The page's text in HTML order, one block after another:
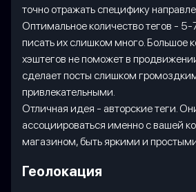
точно отражать специфику
Оптимальное количество тегов -
писать их слишком много. Большое
хэштегов не поможет в
сделает посты слишком
привлекательными.
Отличная идея - авторские теги.
ассоциироваться именно с вашей
магазином, быть яркими и
Геолокация